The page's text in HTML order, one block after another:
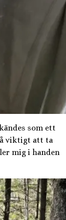
som ett
viktigt att ta
mig i handen